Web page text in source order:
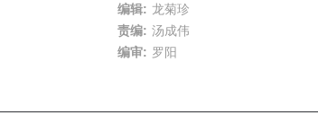
编辑: 龙菊珍
责编: 汤成伟
编审: 罗阳